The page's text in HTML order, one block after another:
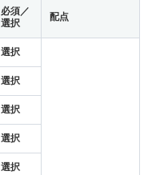
必須／
選択
配点
選択
選択
選択
選択
選択